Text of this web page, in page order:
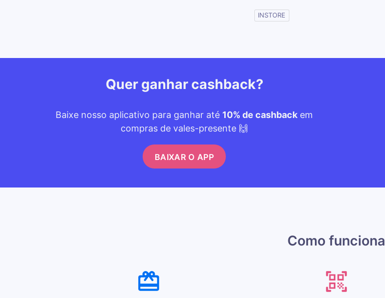
INSTORE
Quer ganhar cashback?
Baixe nosso aplicativo para ganhar até 10% de cashback em
compras de vales-presente 🙌
BAIXAR O APP
Como funciona